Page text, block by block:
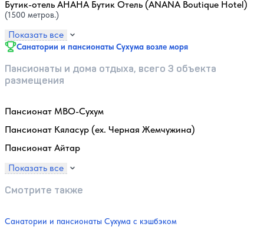
Бутик-отель АНАНА Бутик Отель (ANANA Boutique Hotel)
(1500 метров.)
Показать все
Санатории и пансионаты Сухума возле моря
Пансионаты и дома отдыха, всего 3 объекта
размещения
Пансионат МВО-Сухум
Пансионат Кяласур (ex. Черная Жемчужина)
Пансионат Айтар
Показать все
Смотрите также
Санатории и пансионаты Сухума с кэшбэком